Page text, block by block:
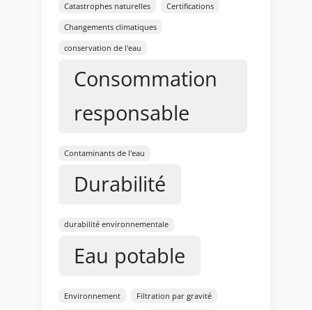
Catastrophes naturelles Certifications
Changements climatiques
conservation de l'eau
Consommation
responsable
Contaminants de l'eau
Durabilité
durabilité environnementale
Eau potable
Environnement Filtration par gravité